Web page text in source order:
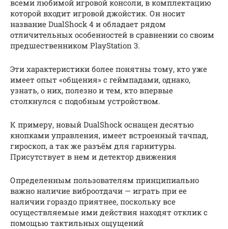
всеми любимой игровой консоли, в комплектацию
которой входит игровой джойстик. Он носит
название DualShock 4 и обладает рядом
отличительных особенностей в сравнении со своим
предшественником PlayStation 3.
Эти характеристики более понятны тому, кто уже
имеет опыт «общения» с геймпадами, однако,
узнать, о них, полезно и тем, кто впервые
столкнулся с подобным устройством.
К примеру, новый DualShock оснащен десятью
кнопками управления, имеет встроенный тачпад,
гироскоп, а так же разъём для гарнитуры.
Присутствует в нем и детектор движения
Определенным пользователям принципиально
важно наличие виброотдачи — играть при ее
наличии гораздо приятнее, поскольку все
осуществляемые ими действия находят отклик с
помощью тактильных ощущений